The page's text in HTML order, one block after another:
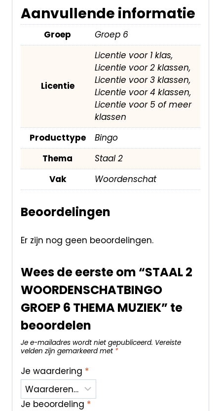
Aanvullende informatie
Groep Groep 6
Licentie
Licentie voor 1 klas,
Licentie voor 2 klassen,
Licentie voor 3 klassen,
Licentie voor 4 klassen,
Licentie voor 5 of meer
klassen
Producttype
Bingo
Thema
Staal 2
Vak
Woordenschat
Beoordelingen
Er zijn nog geen beoordelingen.
Wees de eerste om “STAAL 2
WOORDENSCHATBINGO
GROEP 6 THEMA MUZIEK” te
beoordelen
Je e-mailadres wordt niet gepubliceerd. Vereiste
velden zijn gemarkeerd met *
Je waardering *
Je beoordeling *